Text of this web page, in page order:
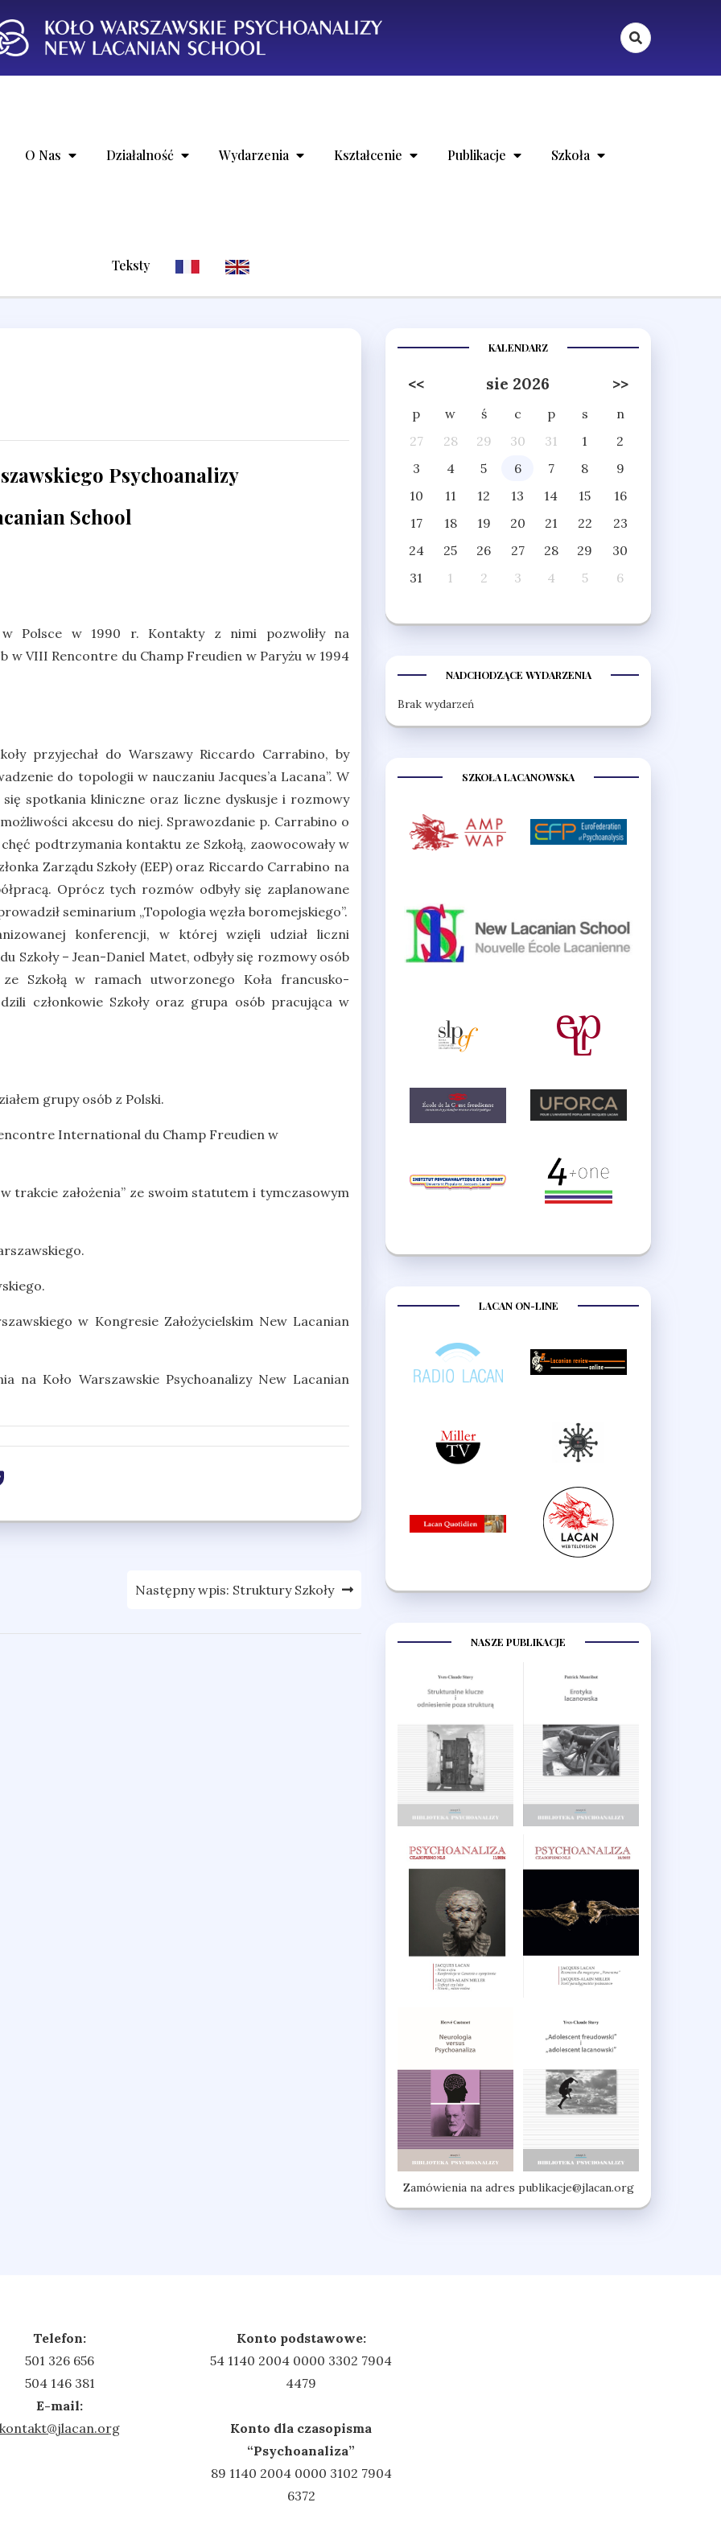
O Nas Działalność Wydarzenia Kształcenie Publikacje Szkoła
Teksty
Psychoanalizy
School
w Polsce w 1990 r. Kontakty z nimi pozwoliły na
VIII Rencontre du Champ Freudien w Paryżu w 1994
przyjechał do Warszawy Riccardo Carrabino, by
do topologii w nauczaniu Jacques’a Lacana”. W
spotkania kliniczne oraz liczne dyskusje i rozmowy
akcesu do niej. Sprawozdanie p. Carrabino o
podtrzymania kontaktu ze Szkołą, zaowocowały w
Zarządu Szkoły (EEP) oraz Riccardo Carrabino na
Oprócz tych rozmów odbyły się zaplanowane
seminarium „Topologia węzła boromejskiego”.
konferencji, w której wzięli udział liczni
Szkoły – Jean-Daniel Matet, odbyły się rozmowy osób
ze Szkołą w ramach utworzonego Koła francusko-
członkowie Szkoły oraz grupa osób pracująca w
grupy osób z Polski.
International du Champ Freudien w
trakcie założenia” ze swoim statutem i tymczasowym
w Kongresie Założycielskim New Lacanian
na Koło Warszawskie Psychoanalizy New Lacanian
Następny wpis: Struktury Szkoły
KALENDARZ
<< sie 2026 >>
p w ś c p s
n
27
28 29 30 31 1
2
3
4 5 6 7 8
9
10
11 12 13 14 15
16
17
18 19 20 21 22
23
24
25 26 27 28 29
30
31
1 2 3 4 5 6
NADCHODZĄCE WYDARZENIA
Brak wydarzeń
SZKOŁA LACANOWSKA
LACAN ON-LINE
NASZE PUBLIKACJE
Zamówienia na adres publikacje@jlacan.org
Telefon:
501 326 656‬
504 146 381‬
E-mail:
kontakt@jlacan.org
Konto podstawowe:
54 1140 2004 0000 3302 7904
4479
Konto dla czasopisma
“Psychoanaliza”
89 1140 2004 0000 3102 7904
6372